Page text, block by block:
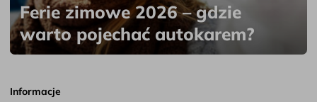
Ferie zimowe 2026 – gdzie
warto pojechać autokarem?
Informacje